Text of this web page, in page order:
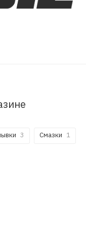
3 Смазки 1